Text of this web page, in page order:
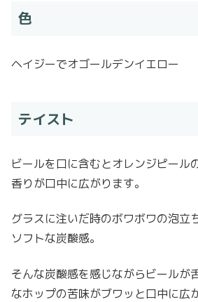
色
ヘイジーでオゴールデンイエロー
テイスト
ビールを口に含むとオレンジピール
香りが口中に広がります。
グラスに注いだ時のボワボワの泡立
ソフトな炭酸感。
そんな炭酸感を感じながらビールが
なホップの苦味がブワッと口中に広